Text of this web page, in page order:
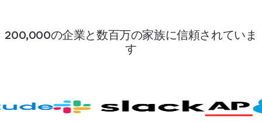
200,000の企業と数百万の家族に信頼されていま
す